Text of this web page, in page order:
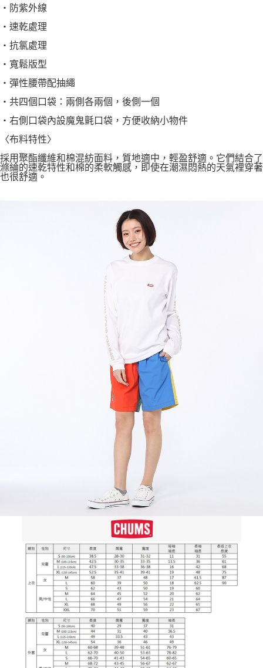
・防紫外線
・速乾處理
・抗氯處理
・寬鬆版型
・彈性腰帶配抽繩
・共四個口袋：兩側各兩個，後側一個
・右側口袋內設魔鬼氈口袋，方便收納小物件
〈布料特性〉
採用聚酯纖維和棉混紡面料，質地適中，輕盈舒適。它們結合了
滌綸的速乾特性和棉的柔軟觸感，即使在潮濕悶熱的天氣裡穿著
也很舒適。